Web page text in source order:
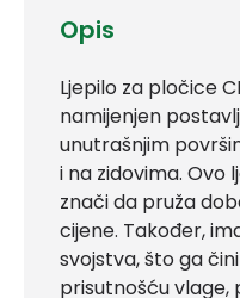
Opis
Ljepilo za pločice
namijenjen
unutrašnjim
i na zidovima. Ovo
znači da pruža
cijene. Također,
svojstva, što ga
prisutnošću vlage,